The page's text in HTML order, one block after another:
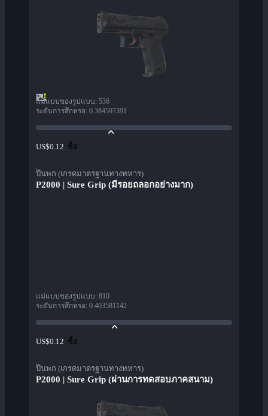
แม่แบบของรูปแบบ: 536
ระดับการสึกหรอ: 0.384597391
US$0.12 ซื้อ
ปืนพก (เกรดมาตรฐานทางทหาร)
P2000 | Sure Grip (มีรอยถลอกอย่างมาก)
แม่แบบของรูปแบบ: 810
ระดับการสึกหรอ: 0.403581142
US$0.12 ซื้อ
ปืนพก (เกรดมาตรฐานทางทหาร)
P2000 | Sure Grip (ผ่านการทดสอบภาคสนาม)